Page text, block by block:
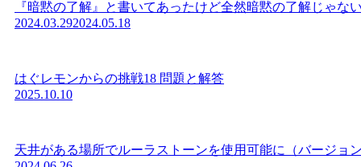
『暗黙の了解』と書いてあったけど全然暗黙の了解じゃな
2024.03.292024.05.18
はぐレモンからの挑戦18 問題と解答
2025.10.10
天井がある場所でルーラストーンを使用可能に（バージョン